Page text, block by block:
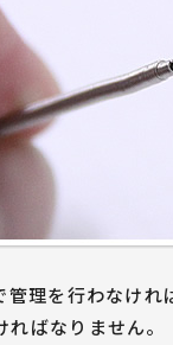
理を行わなけれ
ばなりません。